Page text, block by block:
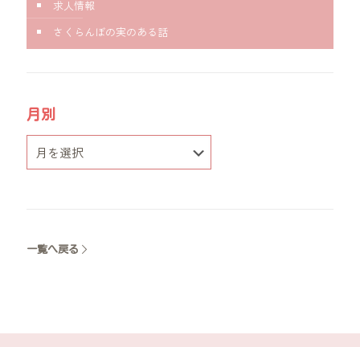
求人情報
さくらんぼの実のある話
月別
一覧へ戻る